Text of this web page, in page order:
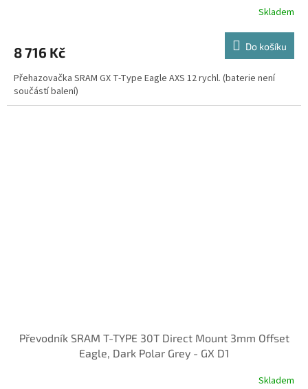
R
M
A
Skladem
8 716 Kč Do košíku
Přehazovačka SRAM GX T-Type Eagle AXS 12 rychl. (baterie není
součástí balení)
Převodník SRAM T-TYPE 30T Direct Mount 3mm Offset
Eagle, Dark Polar Grey - GX D1
Skladem